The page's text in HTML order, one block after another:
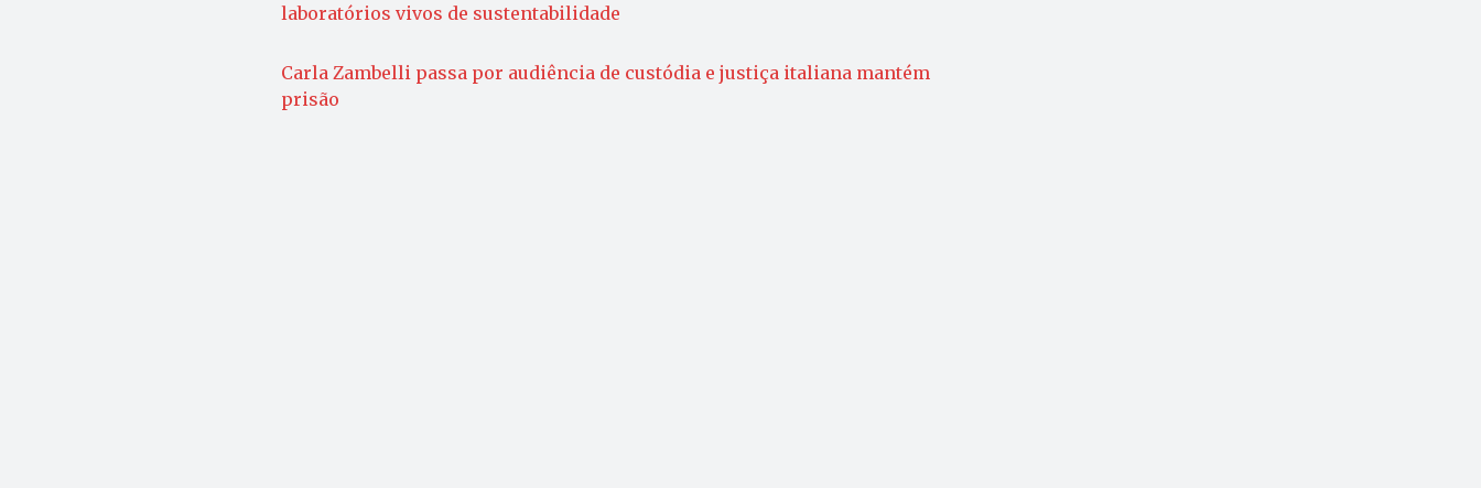
laboratórios vivos de sustentabilidade
Carla Zambelli passa por audiência de custódia e justiça italiana mantém
prisão